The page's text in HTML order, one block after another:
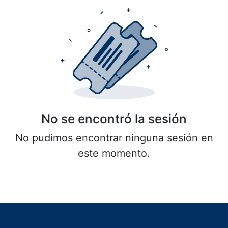
No se encontró la sesión
No pudimos encontrar ninguna sesión en
este momento.